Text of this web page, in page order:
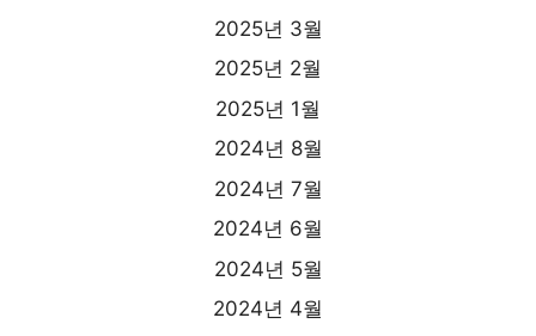
2025년 3월
2025년 2월
2025년 1월
2024년 8월
2024년 7월
2024년 6월
2024년 5월
2024년 4월